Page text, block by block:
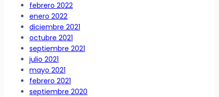
febrero 2022
enero 2022
diciembre 2021
octubre 2021
septiembre 2021
julio 2021
mayo 2021
febrero 2021
septiembre 2020